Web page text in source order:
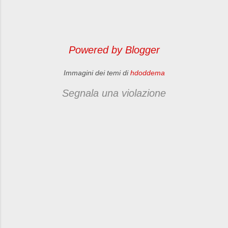
Powered by Blogger
Immagini dei temi dihdoddema
Segnala una violazione